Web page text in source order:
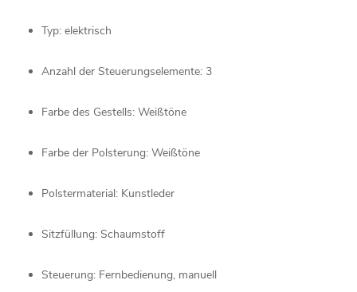
Typ: elektrisch
Anzahl der Steuerungselemente: 3
Farbe des Gestells: Weißtöne
Farbe der Polsterung: Weißtöne
Polstermaterial: Kunstleder
Sitzfüllung: Schaumstoff
Steuerung: Fernbedienung, manuell